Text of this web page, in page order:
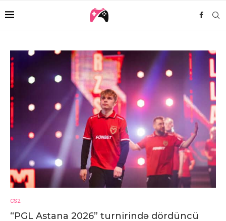
CS2
“PGL Astana 2026” turnirində dördüncü